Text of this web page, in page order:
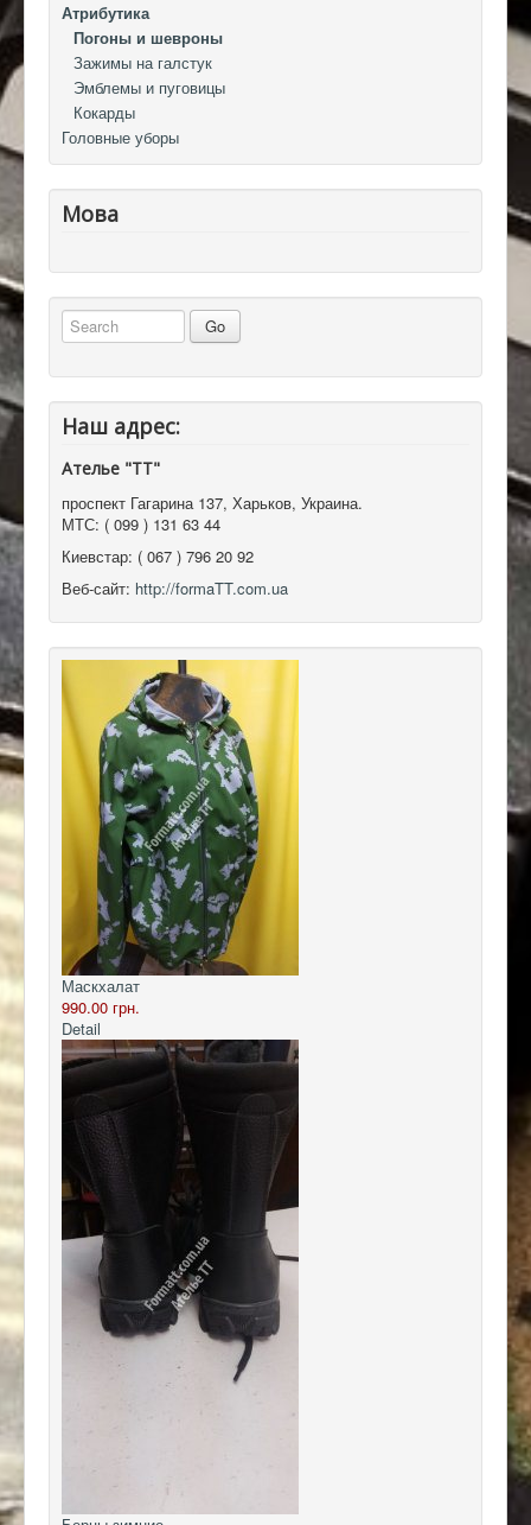
Атрибутика
Погоны и шевроны
Зажимы на галстук
Эмблемы и пуговицы
Кокарды
Головные уборы
Мова
Наш адрес:
Ателье "ТТ"
проспект Гагарина 137, Харьков, Украина.
МТС: ( 099 ) 131 63 44
Киевстар: ( 067 ) 796 20 92
Веб-сайт: http://formaTT.com.ua
Маскхалат
990.00 грн.
Detail